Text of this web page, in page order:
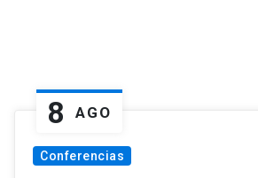
8 AGO
Conferencias